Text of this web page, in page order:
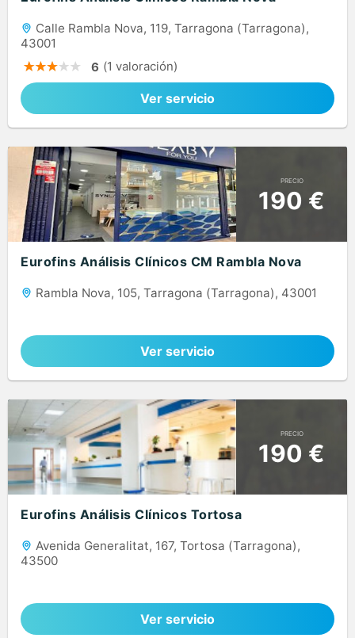
Calle Rambla Nova, 119, Tarragona (Tarragona),
43001
6 (1 valoración)
Ver servicio
PRECIO
190 €
Eurofins Análisis Clínicos CM Rambla Nova
Rambla Nova, 105, Tarragona (Tarragona), 43001
Ver servicio
PRECIO
190 €
Eurofins Análisis Clínicos Tortosa
Avenida Generalitat, 167, Tortosa (Tarragona),
43500
Ver servicio